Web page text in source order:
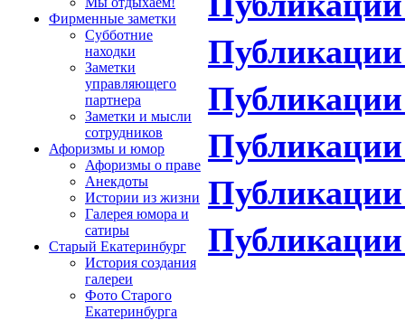
Фирменные заметки
Субботние
находки
Заметки
управляющего
партнера
Заметки и мысли
сотрудников
Афоризмы и юмор
Афоризмы о праве
Анекдоты
Истории из жизни
Галерея юмора и
сатиры
Старый Екатеринбург
История создания
галереи
Фото Старого
Екатеринбурга
Публикации
Публикации
Публикации
Публикации
Публикации